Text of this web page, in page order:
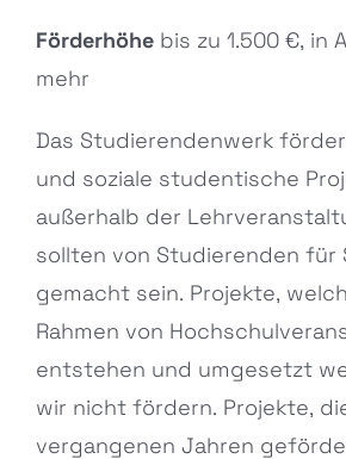
Förderhöhe bis zu 1.500 €, in
mehr
Das Studierendenwerk
und soziale studentische
außerhalb der
sollten von Studierenden für
gemacht sein. Projekte,
Rahmen von
entstehen und umgesetzt
wir nicht fördern. Projekte,
vergangenen Jahren